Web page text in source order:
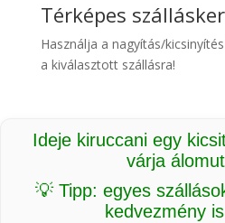
Térképes
Használja a nagyítás/
a kiválasztott szállásra!
Ideje kiruccani egy
várja
💡 Tipp: egyes
kedvezmény